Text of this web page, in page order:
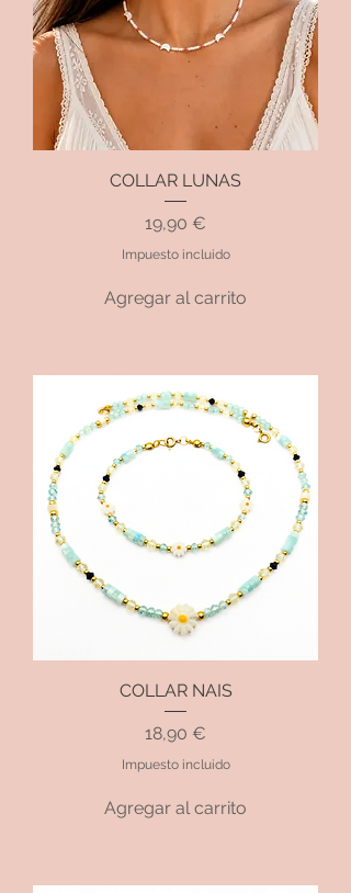
COLLAR LUNAS
Precio
19,90 €
Impuesto incluido
Agregar al carrito
COLLAR NAIS
Precio
18,90 €
Impuesto incluido
Agregar al carrito